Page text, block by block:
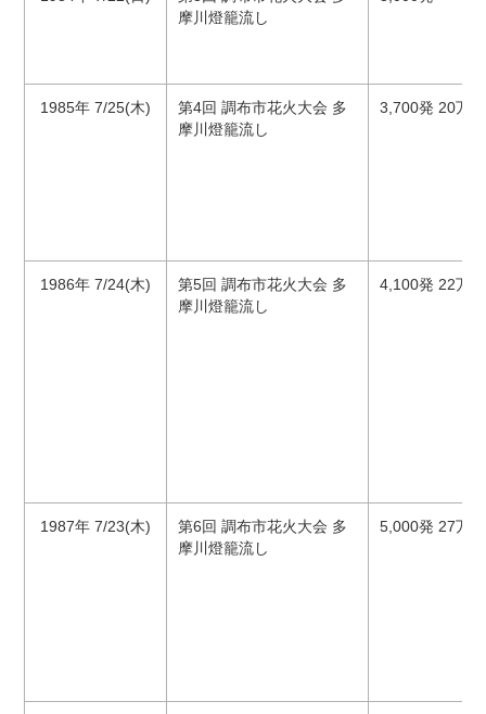
摩川燈籠流し
1985年 7/25(木)
第4回 調布市花火大会 多
摩川燈籠流し
3,700発 20万人
1986年 7/24(木)
第5回 調布市花火大会 多
摩川燈籠流し
4,100発 22万人
1987年 7/23(木)
第6回 調布市花火大会 多
摩川燈籠流し
5,000発 27万人